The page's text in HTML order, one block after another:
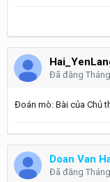
Đã đăng
Đoán mò: Bài của Chủ
Doan Van
Đã đăng